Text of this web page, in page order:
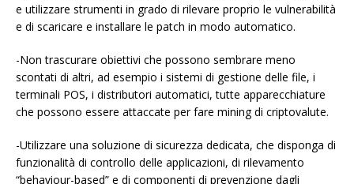
e utilizzare strumenti in grado di rilevare proprio le vulnerabilità
e di scaricare e installare le patch in modo automatico.
-Non trascurare obiettivi che possono sembrare meno
scontati di altri, ad esempio i sistemi di gestione delle file, i
terminali POS, i distributori automatici, tutte apparecchiature
che possono essere attaccate per fare mining di criptovalute.
-Utilizzare una soluzione di sicurezza dedicata, che disponga di
funzionalità di controllo delle applicazioni, di rilevamento
“behaviour-based” e di componenti di prevenzione dagli